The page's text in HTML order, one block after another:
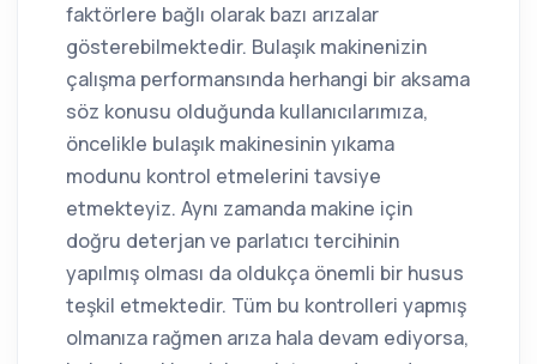
faktörlere bağlı olarak bazı arızalar
gösterebilmektedir. Bulaşık makinenizin
çalışma performansında herhangi bir aksama
söz konusu olduğunda kullanıcılarımıza,
öncelikle bulaşık makinesinin yıkama
modunu kontrol etmelerini tavsiye
etmekteyiz. Aynı zamanda makine için
doğru deterjan ve parlatıcı tercihinin
yapılmış olması da oldukça önemli bir husus
teşkil etmektedir. Tüm bu kontrolleri yapmış
olmanıza rağmen arıza hala devam ediyorsa,